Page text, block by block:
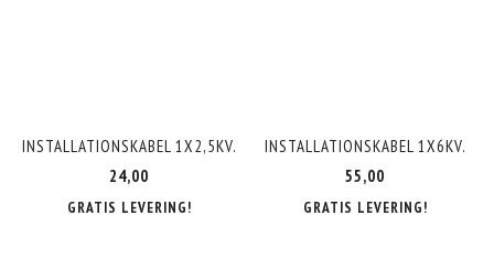
INSTALLATIONSKABEL 1X2,5KV.
24,00
GRATIS LEVERING!
INSTALLATIONSKABEL 1X6KV.
55,00
GRATIS LEVERING!